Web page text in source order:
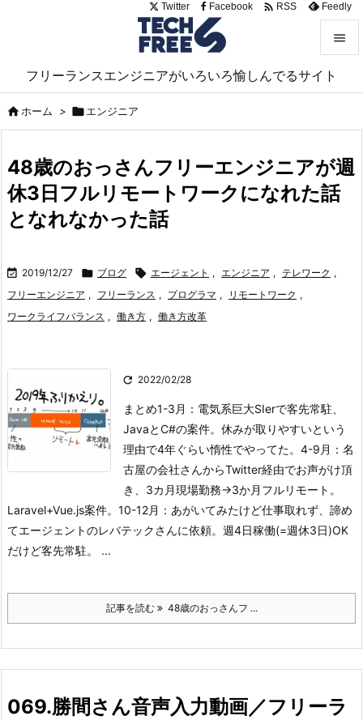
フリーランスエンジニアがいろいろ愉しんでるサイト


サイド

前へ

Twitter Facebook  RSS Feedly
ホーム > エンジニア
48歳のおっさんフリーエンジニアが週
休3日フルリモートワークになれた話
となれなかった話
 2019/12/27  ブログ  エージェント , エンジニア , テレワーク ,
フリーエンジニア , フリーランス , プログラマ , リモートワーク ,
ワークライフバランス , 働き方 , 働き方改革
 2022/02/28
まとめ1-3月：電気系巨大SIerで客先常駐、
JavaとC#の案件。休みが取りやすいという
理由で4年ぐらい惰性でやってた。 4-9月：名
古屋の会社さんからTwitter経由でお声がけ頂
き、3カ月現場勤務→3か月フルリモート。
Laravel+Vue.js案件。 10-12月：あがいてみたけど仕事取れず、諦め
てエージェントのレバテックさんに依頼。週4日稼働(=週休3日)OK
だけど客先常駐。 ...
記事を読む 48歳のおっさんフ ...
069.勝間さん音声入力動画／フリーラ